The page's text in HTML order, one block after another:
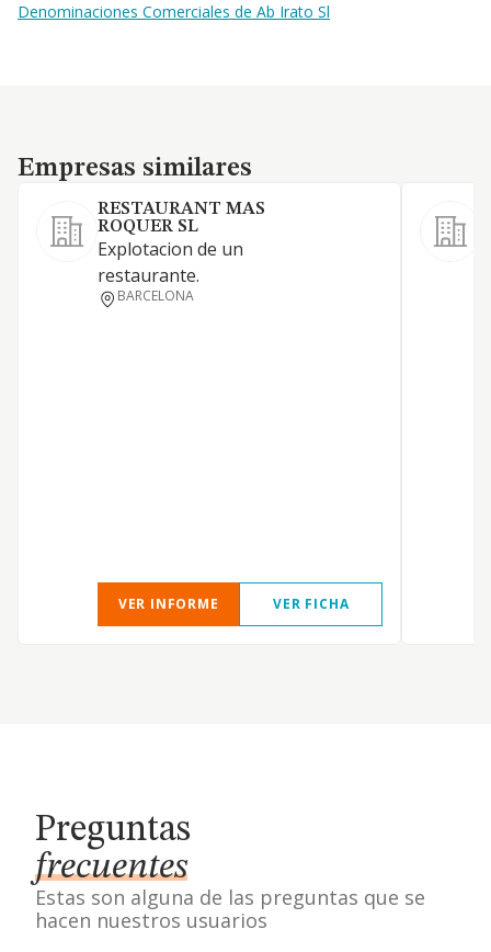
Denominaciones Comerciales de Ab Irato Sl
Empresas similares
Empresas similares
RESTAURANT MAS
ROQUER SL
Explotacion de un
restaurante.
BARCELONA
VER INFORME VER FICHA
Preguntas
frecuentes
Estas son alguna de las preguntas que se
hacen nuestros usuarios